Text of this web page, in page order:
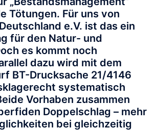
Tötungen. Für uns von
e.V. ist das ein
für den Natur- und
es kommt noch
dazu wird mit dem
BT-Drucksache 21/4146
systematisch
Vorhaben zusammen
Doppelschlag – mehr
bei gleichzeitig